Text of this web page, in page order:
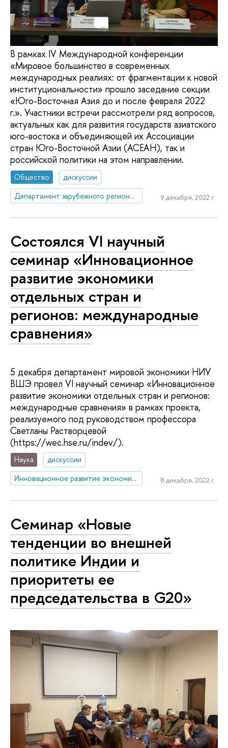
В рамках IV Международной конференции
«Мировое большинство в современных
международных реалиях: от фрагментации к новой
институциональности» прошло заседание секции
«Юго-Восточная Азия до и после февраля 2022
г.». Участники встречи рассмотрели ряд вопросов,
актуальных как для развития государств азиатского
юго-востока и объединяющей их Ассоциации
стран Юго-Восточной Азии (АСЕАН), так и
российской политики на этом направлении.
Общество
дискуссии
Департамент зарубежного регионоведения
9 декабря, 2022 г.
Состоялся VI научный
семинар «Инновационное
развитие экономики
отдельных стран и
регионов: международные
сравнения»
5 декабря департамент мировой экономики НИУ
ВШЭ провел VI научный семинар «Инновационное
развитие экономики отдельных стран и регионов:
международные сравнения» в рамках проекта,
реализуемого под руководством профессора
Светланы Растворцевой
(https://wec.hse.ru/indev/).
Наука
дискуссии
Инновационное развитие экономики регионов: международные сравнения
8 декабря, 2022 г.
Семинар «Новые
тенденции во внешней
политике Индии и
приоритеты ее
председательства в G20»